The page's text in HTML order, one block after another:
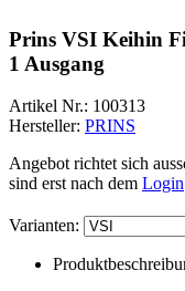
Prins VSI Keihin
1 Ausgang
Artikel Nr.: 100313
Hersteller: PRINS
Angebot richtet sich
sind erst nach dem Login
Varianten: